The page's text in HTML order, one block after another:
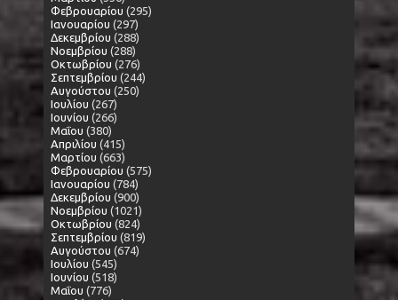
Φεβρουαρίου (295)
Ιανουαρίου (297)
Δεκεμβρίου (288)
Νοεμβρίου (288)
Οκτωβρίου (276)
Σεπτεμβρίου (244)
Αυγούστου (250)
Ιουλίου (267)
Ιουνίου (266)
Μαΐου (380)
Απριλίου (415)
Μαρτίου (663)
Φεβρουαρίου (575)
Ιανουαρίου (784)
Δεκεμβρίου (900)
Νοεμβρίου (1021)
Οκτωβρίου (824)
Σεπτεμβρίου (819)
Αυγούστου (674)
Ιουλίου (545)
Ιουνίου (518)
Μαΐου (776)